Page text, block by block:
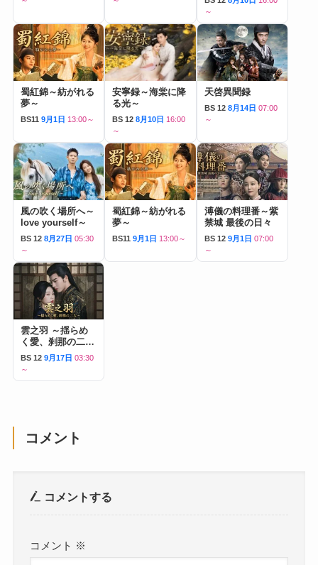
～
蜀紅錦～紡がれる
夢～
BS11 9月1日 13:00～
安寧録～海棠に降
る光～
BS 12 8月10日 16:00
～
天啓異聞録
BS 12 8月14日 07:00
～
風の吹く場所へ～
love yourself～
BS 12 8月27日 05:30
～
蜀紅錦～紡がれる
夢～
BS11 9月1日 13:00～
溥儀の料理番～紫
禁城 最後の日々
BS 12 9月1日 07:00
～
雲之羽 ～揺らめ
く愛、刹那の二人
～
BS 12 9月17日 03:30
～
コメント
コメントする
コメント ※